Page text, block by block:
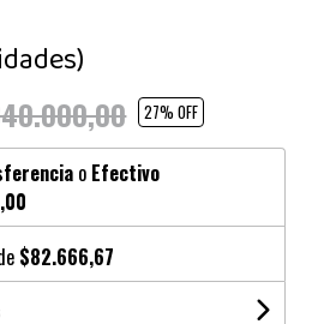
27% OFF
o Efectivo
$82.666,67